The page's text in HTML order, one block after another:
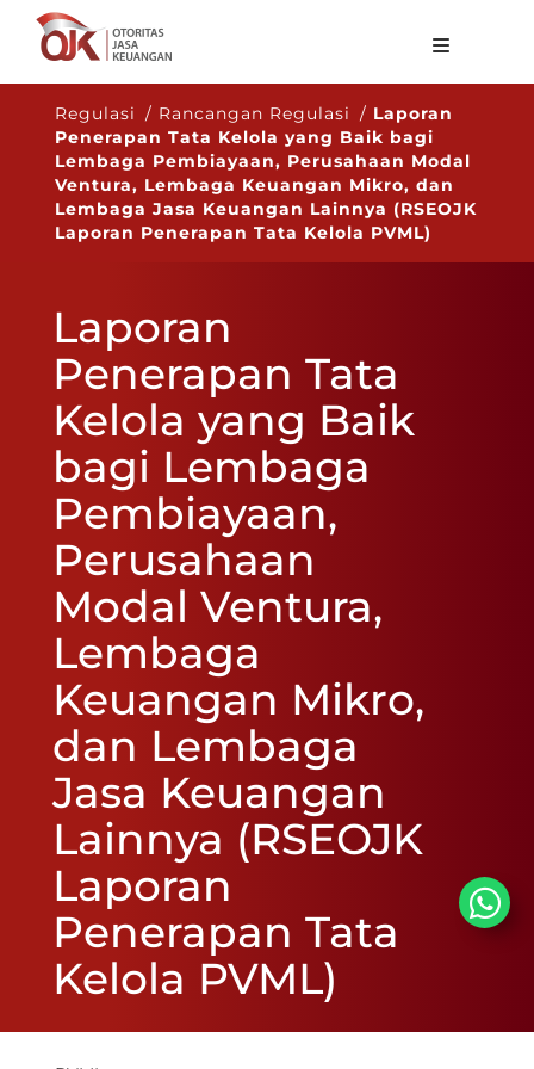
Tentang OJK
Fungsi Utama
Publikasi
Regulasi
Layanan
Karir
ID
Regulasi / Rancangan Regulasi / Laporan
Penerapan Tata Kelola yang Baik bagi
Lembaga Pembiayaan, Perusahaan Modal
Ventura, Lembaga Keuangan Mikro, dan
Lembaga Jasa Keuangan Lainnya (RSEOJK
Laporan Penerapan Tata Kelola PVML)
Laporan
Penerapan Tata
Kelola yang Baik
bagi Lembaga
Pembiayaan,
Perusahaan
Modal Ventura,
Lembaga
Keuangan Mikro,
dan Lembaga
Jasa Keuangan
Lainnya (RSEOJK
Laporan
Penerapan Tata
Kelola PVML)